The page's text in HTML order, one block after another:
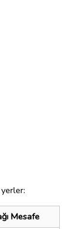
Mesafe